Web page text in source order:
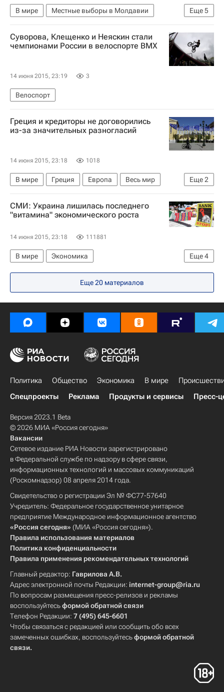
Еще5
В мире
Местные выборы в Молдавии
Кишинев
Европа Молдавия
Весь мир
Зинаида Гречаный
Суворова, Клещенко и Неяскин стали
чемпионами России в велоспорте ВМХ
14 июня 2015, 23:19 3
Велоспорт
Греция и кредиторы не договорились
из-за значительных разногласий
14 июня 2015, 23:18 1018
Еще2
В мире Греция Европа
Весь мир
Еврокомиссия
Ситуация вокруг госдолга Греции
СМИ: Украина лишилась последнего
"витамина" экономического роста
14 июня 2015, 23:18 111881
Еще4
В мире
Экономика
Реакция на события на Украине
Украина
Европа
Еще 20 материалов
Политика Общество Экономика В мире
Спецпроекты
Реклама Продукты и сервисы Пресс-
Версия 2023.1 Beta
© 2026 МИА «Россия сегодня»
Вакансии
Сетевое издание РИА Новости зарегистрировано
в Федеральной службе по надзору в сфере связи,
информационных технологий и массовых коммуникаций
(Роскомнадзор) 08 апреля 2014 года.
Свидетельство о регистрации Эл № ФС77-57640
Учредитель: Федеральное государственное унитарное
предприятие Международное информационное агентство
«Россия сегодня» (МИА «Россия сегодня»).
Правила использования материалов
Политика конфиденциальности
Правила применения рекомендательных технологий
Главный редактор: Гаврилова А.В.
Адрес электронной почты Редакции: internet-group@ria.ru
По вопросам размещения пресс-релизов и рекламы
воспользуйтесьформой обратной связи
Телефон Редакции: 7 (495) 645-6601
Чтобы связаться с редакцией или сообщить обо всех
замеченных ошибках, воспользуйтесьформой обратной
связи.